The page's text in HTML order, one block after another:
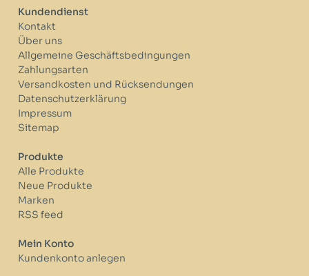
Kundendienst
Kontakt
Über uns
Allgemeine Geschäftsbedingungen
Zahlungsarten
Versandkosten und Rücksendungen
Datenschutzerklärung
Impressum
Sitemap
Produkte
Alle Produkte
Neue Produkte
Marken
RSS feed
Mein Konto
Kundenkonto anlegen